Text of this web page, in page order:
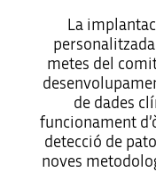
La
metes del
de dades
funcionament
detecció de
noves